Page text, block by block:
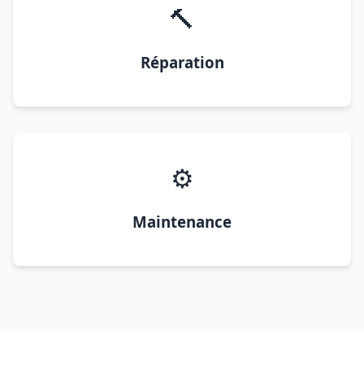
🔨
Réparation
⚙️
Maintenance